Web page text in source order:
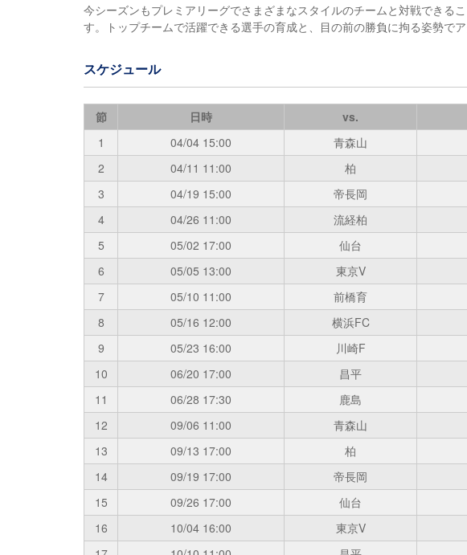
今シーズンもプレミアリーグでさまざまなスタイルのチームと対戦できる
す。トップチームで活躍できる選手の育成と、目の前の勝負に拘る姿勢で
スケジュール
節 日時 vs.
1
04/04 15:00 青森山
2
04/11 11:00 柏
3
04/19 15:00 帝長岡
4
04/26 11:00 流経柏
5
05/02 17:00 仙台
6
05/05 13:00 東京V
7
05/10 11:00 前橋育
8
05/16 12:00 横浜FC
9
05/23 16:00 川崎F
10
06/20 17:00 昌平
11
06/28 17:30 鹿島
12
09/06 11:00 青森山
13
09/13 17:00 柏
14
09/19 17:00 帝長岡
15
09/26 17:00 仙台
16
10/04 16:00 東京V